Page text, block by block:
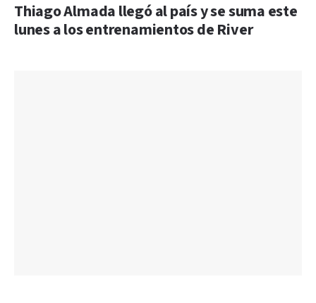
Thiago Almada llegó al país y se suma este
lunes a los entrenamientos de River